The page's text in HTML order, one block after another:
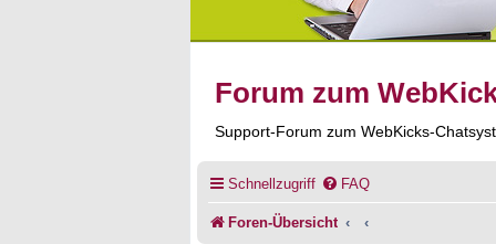
Forum zum
Support-Forum zum WebKicks-
Schnellzugriff FAQ
Foren-Übersicht